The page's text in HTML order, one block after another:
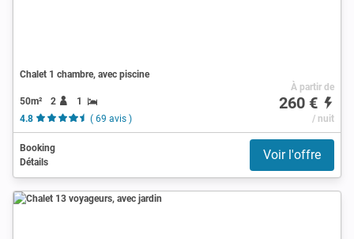
Chalet 1 chambre, avec piscine
50m² 2
1
4.8
( 69 avis )
À partir de
260 €
/ nuit
Booking
Détails
Voir l'offre